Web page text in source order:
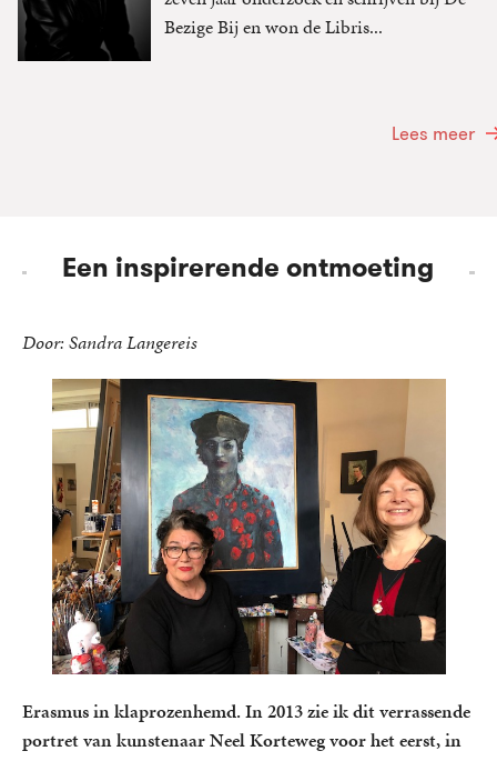
Bezige Bij en won de Libris...
Lees meer
Een inspirerende ontmoeting
Door: Sandra Langereis
Erasmus in klaprozenhemd. In 2013 zie ik dit verrassende
portret van kunstenaar Neel Korteweg voor het eerst, in